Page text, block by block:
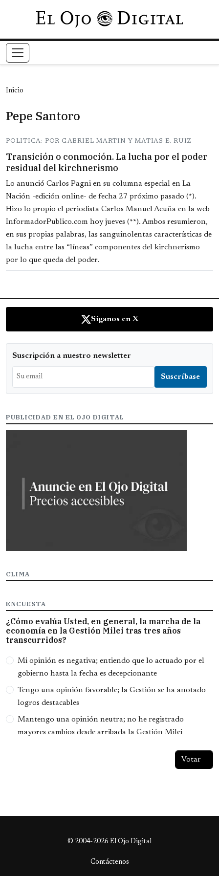
Pasar al contenido principal
Inicio
Pepe Santoro
POLITICA: POR GABRIEL MARTIN Y MATIAS E. RUIZ
Transición o conmoción. La lucha por el poder
residual del kirchnerismo
Lo anunció Carlos Pagni en su columna especial en La
Nación -edición online- de fecha 27 próximo pasado (*).
Hizo lo propio el periodista Carlos Manuel Acuña en la web
InformadorPublico.com hoy jueves (**). Ambos resumieron,
en sus propias palabras, las sanguinolentas características de
la lucha entre las “líneas” componentes del kirchnerismo
por lo que queda del poder.
Síganos en X
Suscripción a nuestro newsletter
PUBLICIDAD EN EL OJO DIGITAL
CLIMA
ENCUESTA
¿Cómo evalúa Usted, en general, la marcha de la
economía en la Gestión Milei tras tres años
transcurridos?
Opciones
Mi opinión es negativa; entiendo que lo actuado por el
gobierno hasta la fecha es decepcionante
Tengo una opinión favorable; la Gestión se ha anotado
logros destacables
Mantengo una opinión neutra; no he registrado
mayores cambios desde arribada la Gestión Milei
© 2004-2026 El Ojo Digital
Contáctenos